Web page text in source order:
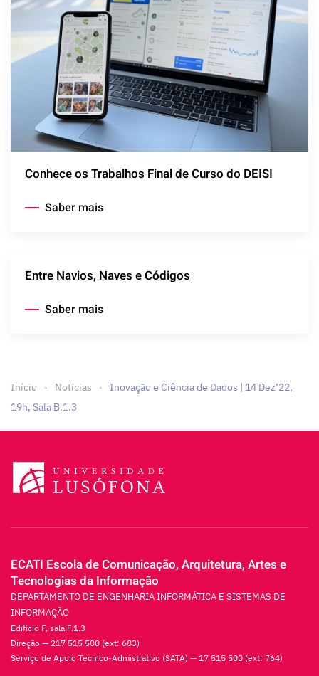
Conhece os Trabalhos Final de Curso do DEISI
Saber mais
Entre Navios, Naves e Códigos
Saber mais
Início Notícias
Inovação e Ciência de Dados | 14 Dez’22,
19h, Sala B.1.3
ECATI Escola de Comunicação, Arquitetura, Artes e
Tecnologias da Informação
DEPARTAMENTO DE ENGENHARIA INFORMÁTICA E SISTEMAS DE
INFORMAÇÃO
Edifício F, sala F.1.3
Direção — 217 515 500 (ext: 683)
Serviço de Apoio Tecnico-Admistrativo (SATA) — 17 515 500 (ext: 764)